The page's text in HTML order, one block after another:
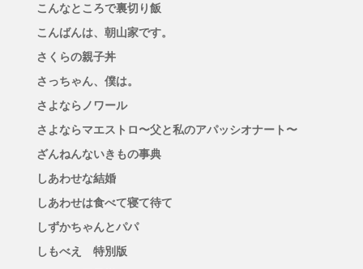
こんなところで裏切り飯
こんばんは、朝山家です。
さくらの親子丼
さっちゃん、僕は。
さよならノワール
さよならマエストロ〜父と私のアパッシオナート〜
ざんねんないきもの事典
しあわせな結婚
しあわせは食べて寝て待て
しずかちゃんとパパ
しもべえ 特別版